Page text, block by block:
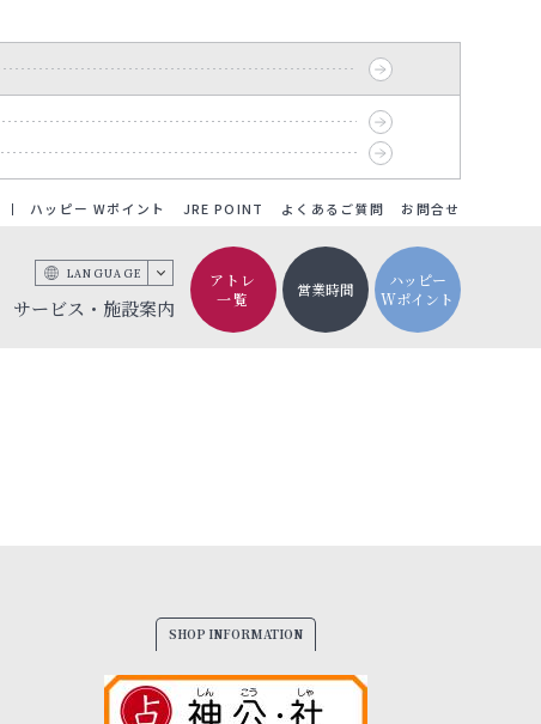
ハッピー Wポイント JRE POINT よくあるご質問 お問合せ
サービス・施設案内
LANGUAGE
アトレ
一覧
営業時間
ハッピー
Wポイント
SHOP INFORMATION